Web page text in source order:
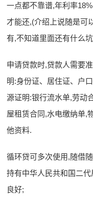
一点都不靠谱,年利率
才能还,(介绍上说随是可
有,不知道里面还有什么
申请贷款时,贷款人需要
明:身份证、居住证、户
源证明:银行流水单,劳动
屋租赁合同,水电缴纳单,
他资料.
循环贷可多次使用,随借
持有中华人民共和国二
良好;